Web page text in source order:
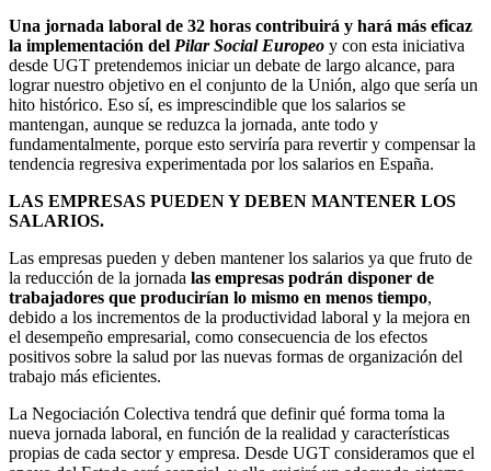
Una jornada laboral de 32 horas contribuirá y hará más eficaz
la implementación del Pilar Social Europeo y con esta iniciativa
desde UGT pretendemos iniciar un debate de largo alcance, para
lograr nuestro objetivo en el conjunto de la Unión, algo que sería un
hito histórico. Eso sí, es imprescindible que los salarios se
mantengan, aunque se reduzca la jornada, ante todo y
fundamentalmente, porque esto serviría para revertir y compensar la
tendencia regresiva experimentada por los salarios en España.
LAS EMPRESAS PUEDEN Y DEBEN MANTENER LOS
SALARIOS.
Las empresas pueden y deben mantener los salarios ya que fruto de
la reducción de la jornada las empresas podrán disponer de
trabajadores que producirían lo mismo en menos tiempo,
debido a los incrementos de la productividad laboral y la mejora en
el desempeño empresarial, como consecuencia de los efectos
positivos sobre la salud por las nuevas formas de organización del
trabajo más eficientes.
La Negociación Colectiva tendrá que definir qué forma toma la
nueva jornada laboral, en función de la realidad y características
propias de cada sector y empresa. Desde UGT consideramos que el